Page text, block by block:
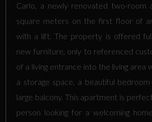
Carlo, a newly renovated two-room
square meters on the first floor of
with a lift. The property is offered
new furniture, only to referenced
of a living entrance into the living area
a storage space, a beautiful bedroom
large balcony. This apartment is
person looking for a welcoming